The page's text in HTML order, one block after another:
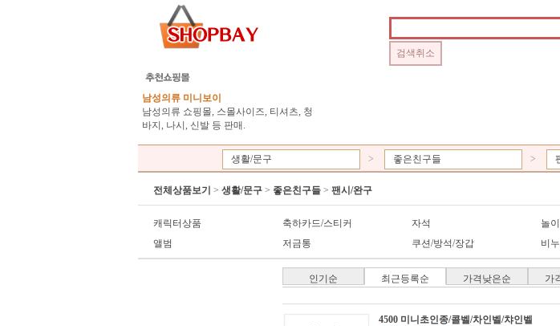
남성의류 미니보이
남성의류 쇼핑몰, 스몰사이즈, 티셔츠, 청
바지, 나시, 신발 등 판매.
생활/문구 > 좋은친구들 >
전체상품보기 > 생활/문구 > 좋은친구들 > 팬시/완구
캐릭터상품 축하카드/스티커 자석 놀
앨범
저금통 쿠션/방석/장갑 비
인기순 최근등록순 가격낮은순 가
4500 미니초인종/콜벨/차인벨/챠인벨